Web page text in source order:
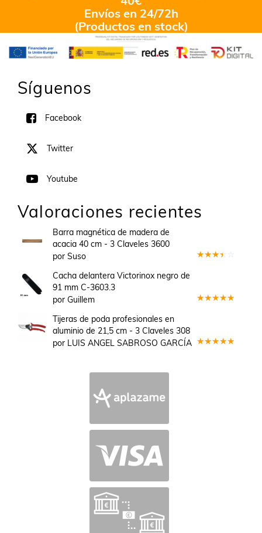
Envíos en 24/72h
(Productos en stock)
Síguenos
Facebook
Twitter
Youtube
Valoraciones recientes
Barra magnética de madera de
acacia 40 cm - 3 Claveles 3600
por Suso
Cacha delantera Victorinox negro de
91 mm C-3603.3
por Guillem
Tijeras de poda profesionales en
aluminio de 21,5 cm - 3 Claveles 308
por LUIS ANGEL SABROSO GARCÍA